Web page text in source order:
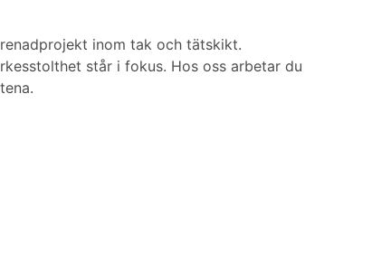
inom tak och tätskikt.
står i fokus. Hos oss arbetar du